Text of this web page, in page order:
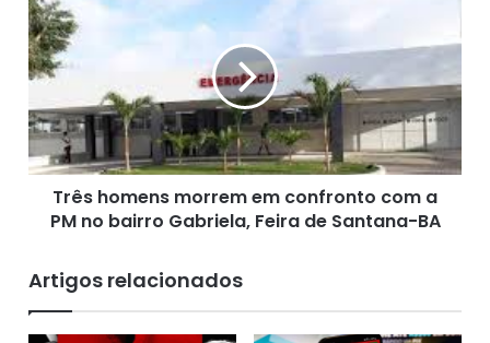
participações.
D
F
,
p
g
v
0
0
p
r
ê
s
h
m
n
r
e
m
Três homens morrem em confronto com a
PM no bairro Gabriela, Feira de Santana-BA
Artigos relacionados